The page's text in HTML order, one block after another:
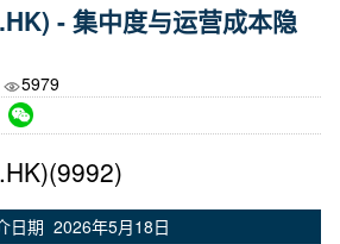
- 集中度与运营成本隐
5979
日期 2026年5月18日